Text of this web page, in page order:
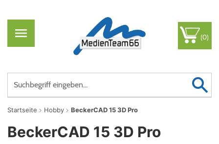
(0)
Startseite Hobby BeckerCAD 15 3D Pro
BeckerCAD 15 3D Pro